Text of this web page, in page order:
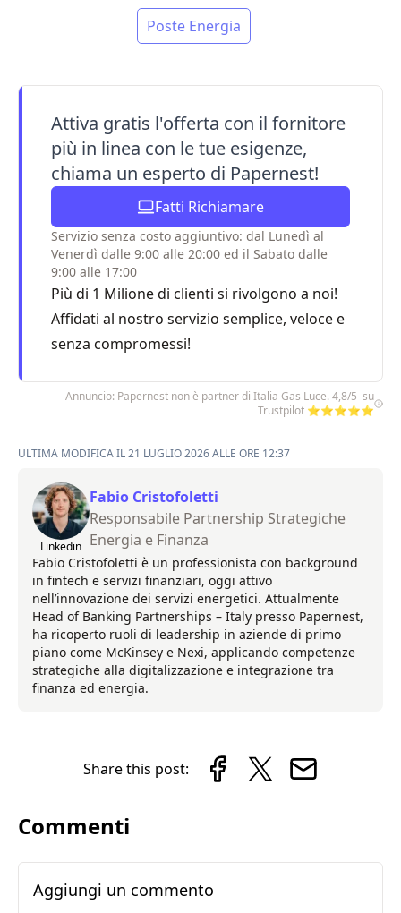
Poste Energia
Attiva gratis l'offerta con il fornitore
più in linea con le tue esigenze,
chiama un esperto di Papernest!
Fatti Richiamare
Servizio senza costo aggiuntivo: dal Lunedì al
Venerdì dalle 9:00 alle 20:00 ed il Sabato dalle
9:00 alle 17:00
Più di 1 Milione di clienti si rivolgono a noi!
Affidati al nostro servizio semplice, veloce e
senza compromessi!
Annuncio: Papernest non è partner di Italia Gas Luce. 4,8/5 su
Trustpilot ⭐⭐⭐⭐⭐
ULTIMA MODIFICA IL 21 LUGLIO 2026 ALLE ORE 12:37
Linkedin
Fabio Cristofoletti
Responsabile Partnership Strategiche
Energia e Finanza
Fabio Cristofoletti è un professionista con background
in fintech e servizi finanziari, oggi attivo
nell’innovazione dei servizi energetici. Attualmente
Head of Banking Partnerships – Italy presso Papernest,
ha ricoperto ruoli di leadership in aziende di primo
piano come McKinsey e Nexi, applicando competenze
strategiche alla digitalizzazione e integrazione tra
finanza ed energia.
Share this post:
Commenti
Aggiungi un commento